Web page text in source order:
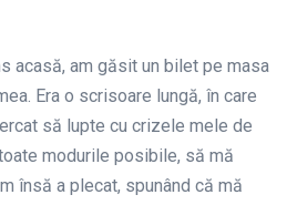
acasă, am găsit un bilet pe masa
Era o scrisoare lungă, în care
să lupte cu crizele mele de
modurile posibile, să mă
însă a plecat, spunând că mă